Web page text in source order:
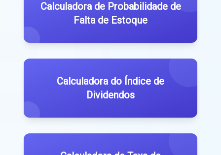
Calculadora de Probabilidade de
Falta de Estoque
Calculadora do Índice de
Dividendos